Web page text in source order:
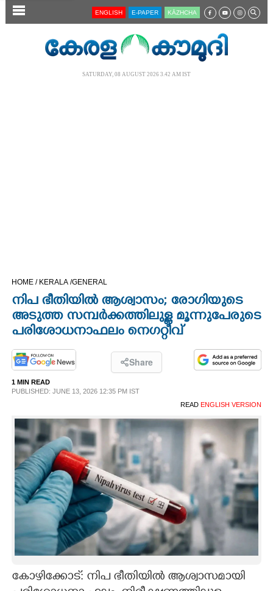
SECTIONS
CINEMA
OPINION
PHOTOS
LIFESTYLE
SPIRITUAL
INFO+
ART
ASTRO
ENGLISH E-PAPER KĀZHCHA
SATURDAY, 08 AUGUST 2026 3.42 AM IST
HOME / KERALA /GENERAL
നിപ ഭീതിയിൽ ആശ്വാസം; രോഗിയുടെ
അടുത്ത സമ്പർക്കത്തിലുള്ള മൂന്നുപേരുടെ
പരിശോധനാഫലം നെഗറ്റീവ്
Share
1 MIN READ
PUBLISHED: JUNE 13, 2026 12:35 PM IST
READ ENGLISH VERSION
കോഴിക്കോട്: നിപ ഭീതിയിൽ ആശ്വാസമായി